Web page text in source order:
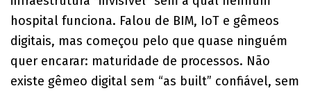
hospital funciona. Falou de BIM, IoT e gêmeos
digitais, mas começou pelo que quase ninguém
quer encarar: maturidade de processos. Não
existe gêmeo digital sem “as built” confiável, sem